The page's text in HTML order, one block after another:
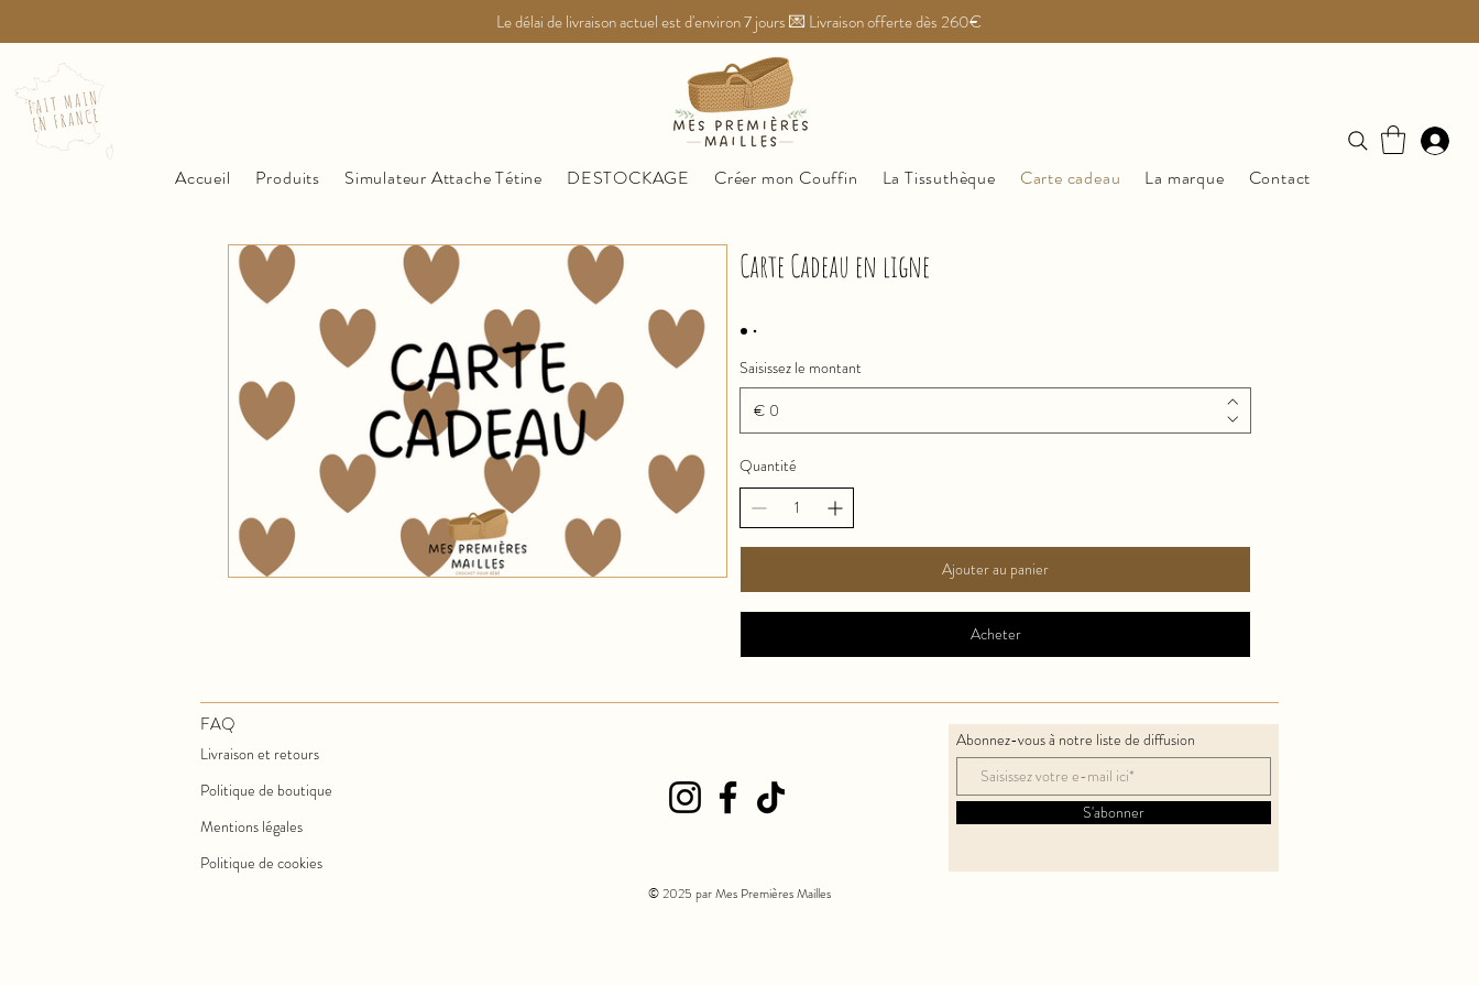
Le délai de livraison actuel est d'environ 7 jours 💌 Livraison offerte dès 260€
Accueil Produits Simulateur Attache Tétine DESTOCKAGE Créer mon Couffin La Tissuthèque Carte cadeau La marque Contact
Carte Cadeau en ligne
Saisissez le montant
€
Quantité
Ajouter au panier
Acheter
FAQ
Livraison et retours
Politique de boutique
Mentions légales
Politique de cookies
Abonnez-vous à notre liste de diffusion
S'abonner
© 2025 par Mes Premières Mailles